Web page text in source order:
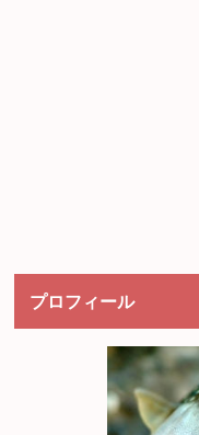
プロフィール